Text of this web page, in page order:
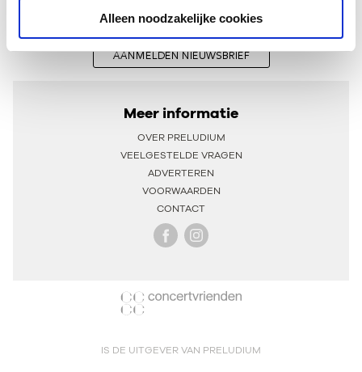
Alleen noodzakelijke cookies
AANMELDEN NIEUWSBRIEF
Meer informatie
OVER PRELUDIUM
VEELGESTELDE VRAGEN
ADVERTEREN
VOORWAARDEN
CONTACT
IS DE UITGEVER VAN PRELUDIUM